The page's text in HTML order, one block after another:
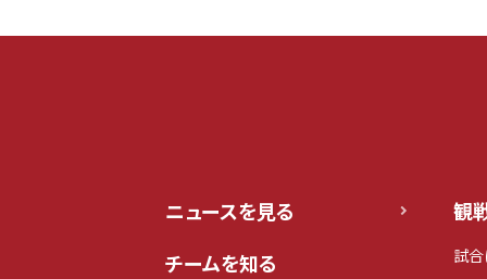
ニュースを見る
チームを知る
観
試合